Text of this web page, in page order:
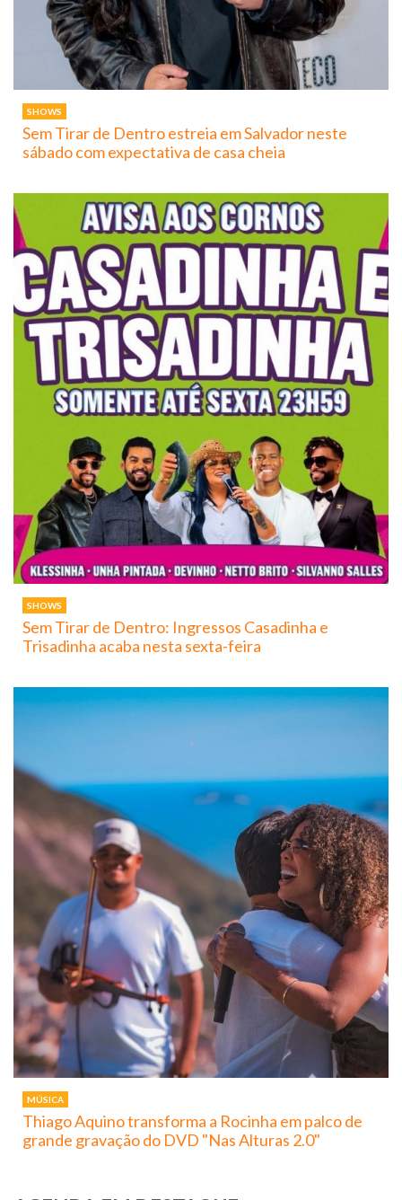
SHOWS
Sem Tirar de Dentro estreia em Salvador neste
sábado com expectativa de casa cheia
SHOWS
Sem Tirar de Dentro: Ingressos Casadinha e
Trisadinha acaba nesta sexta-feira
MÚSICA
Thiago Aquino transforma a Rocinha em palco de
grande gravação do DVD "Nas Alturas 2.0"